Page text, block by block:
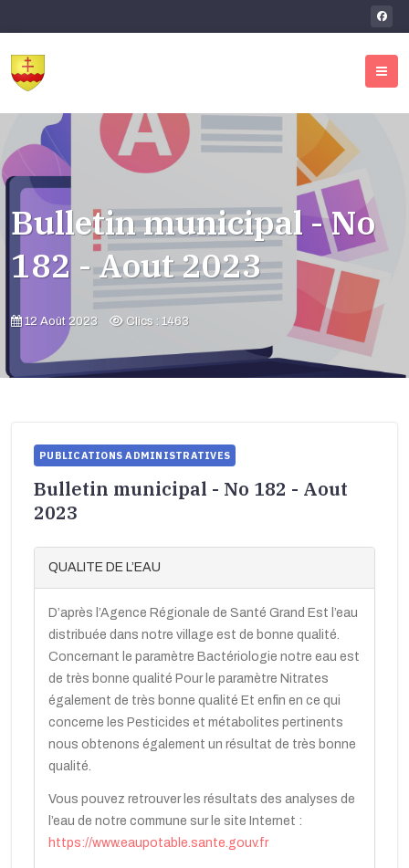
Bulletin municipal - No
182 - Aout 2023
12 Août 2023 Clics : 1463
PUBLICATIONS ADMINISTRATIVES
Bulletin municipal - No 182 - Aout
2023
QUALITE DE L’EAU
D’après l’Agence Régionale de Santé Grand Est l’eau
distribuée dans notre village est de bonne qualité.
Concernant le paramètre Bactériologie notre eau est
de très bonne qualité Pour le paramètre Nitrates
également de très bonne qualité Et enfin en ce qui
concerne les Pesticides et métabolites pertinents
nous obtenons également un résultat de très bonne
qualité.
Vous pouvez retrouver les résultats des analyses de
l’eau de notre commune sur le site Internet :
https://www.eaupotable.sante.gouv.fr